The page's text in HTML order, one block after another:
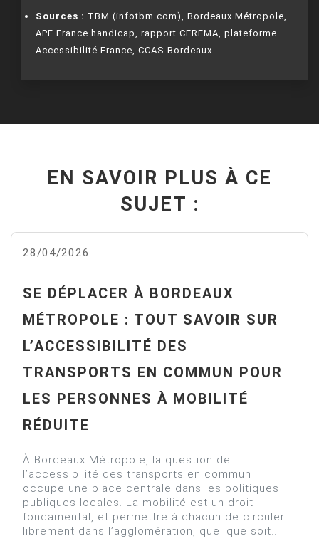
Sources : TBM (infotbm.com), Bordeaux Métropole,
APF France handicap, rapport CEREMA, plateforme
Accessibilité France, CCAS Bordeaux
EN SAVOIR PLUS À CE
SUJET :
28/04/2026
SE DÉPLACER À BORDEAUX
MÉTROPOLE : TOUT SAVOIR SUR
L’ACCESSIBILITÉ DES
TRANSPORTS EN COMMUN POUR
LES PERSONNES À MOBILITÉ
RÉDUITE
À Bordeaux Métropole, la question de
l’accessibilité des transports en commun
occupe une place centrale dans les politiques
publiques locales. La mobilité est un droit
fondamental, et permettre à chacun de circuler
librement dans l’agglomération, quel que soit...